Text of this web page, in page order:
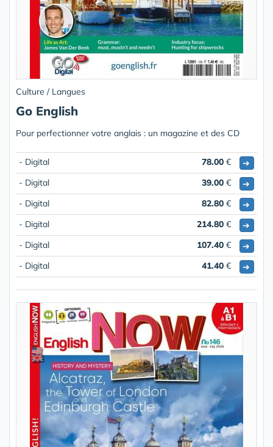
Culture / Langues
Go English
Pour perfectionner votre anglais : un magazine et des CD
- Digital 78.00 €
➔
- Digital
39.00 €
➔
- Digital
82.80 €
➔
- Digital
214.80 €
➔
- Digital
107.40 €
➔
- Digital
41.40 € ➔